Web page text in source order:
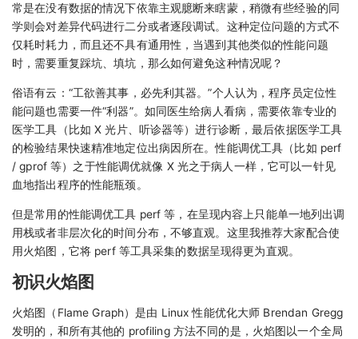
常是在没有数据的情况下依靠主观臆断来瞎蒙，稍微有些经验的同
学则会对差异代码进行二分或者逐段调试。这种定位问题的方式不
仅耗时耗力，而且还不具有通用性，当遇到其他类似的性能问题
时，需要重复踩坑、填坑，那么如何避免这种情况呢？
俗语有云：“工欲善其事，必先利其器。”个人认为，程序员定位性
能问题也需要一件“利器”。如同医生给病人看病，需要依靠专业的
医学工具（比如 X 光片、听诊器等）进行诊断，最后依据医学工具
的检验结果快速精准地定位出病因所在。性能调优工具（比如 perf
/ gprof 等）之于性能调优就像 X 光之于病人一样，它可以一针见
血地指出程序的性能瓶颈。
但是常用的性能调优工具 perf 等，在呈现内容上只能单一地列出调
用栈或者非层次化的时间分布，不够直观。这里我推荐大家配合使
用火焰图，它将 perf 等工具采集的数据呈现得更为直观。
初识火焰图
火焰图（Flame Graph）是由 Linux 性能优化大师 Brendan Gregg
发明的，和所有其他的 profiling 方法不同的是，火焰图以一个全局